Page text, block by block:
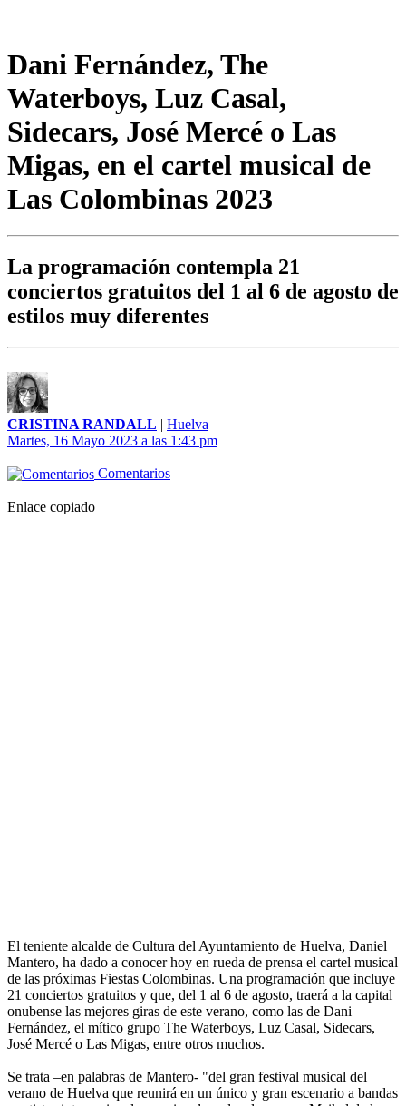
Dani Fernández, The
Waterboys, Luz Casal,
Sidecars, José Mercé o Las
Migas, en el cartel musical de
Las Colombinas 2023
La programación contempla 21
conciertos gratuitos del 1 al 6 de agosto de
estilos muy diferentes
CRISTINA RANDALL | Huelva
Martes, 16 Mayo 2023 a las 1:43 pm
Comentarios
Enlace copiado
El teniente alcalde de Cultura del Ayuntamiento de Huelva, Daniel
Mantero, ha dado a conocer hoy en rueda de prensa el cartel musical
de las próximas Fiestas Colombinas. Una programación que incluye
21 conciertos gratuitos y que, del 1 al 6 de agosto, traerá a la capital
onubense las mejores giras de este verano, como las de Dani
Fernández, el mítico grupo The Waterboys, Luz Casal, Sidecars,
José Mercé o Las Migas, entre otros muchos.
Se trata –en palabras de Mantero- "del gran festival musical del
verano de Huelva que reunirá en un único y gran escenario a bandas